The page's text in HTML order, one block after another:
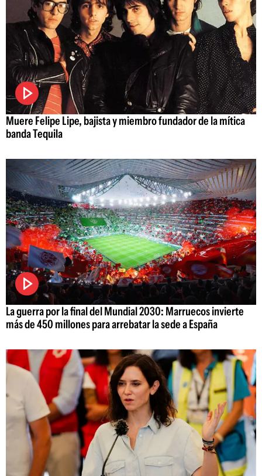
Muere Felipe Lipe, bajista y miembro fundador de la mítica
banda Tequila
La guerra por la final del Mundial 2030: Marruecos invierte
más de 450 millones para arrebatar la sede a España